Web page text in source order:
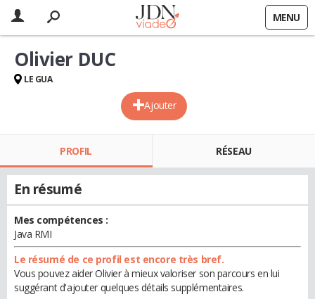
MENU
Ajouter
Olivier DUC
LE GUA
PROFIL RÉSEAU
En résumé
Mes compétences :
Java RMI
Le résumé de ce profil est encore très bref.
Vous pouvez aider Olivier à mieux valoriser son parcours en lui
suggérant d'ajouter quelques détails supplémentaires.